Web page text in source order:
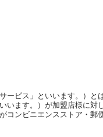
ービス」といいます。）
います。）が加盟店様に
コンビニエンスストア・郵